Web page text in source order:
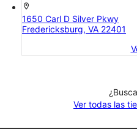
location_on
1650 Carl D Silver Pkwy
Fredericksburg, VA 22401
Ver todas las